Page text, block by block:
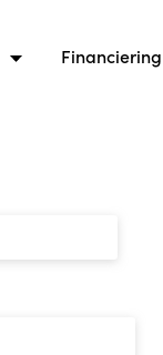
Financiering